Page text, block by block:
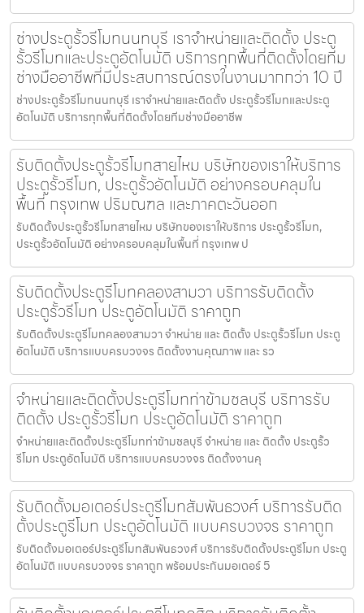
ช่างประตูรั้วรีโมทนนทบุรี เราจำหน่ายและติดตั้ง ประตู
รั้วรีโมทและประตูอัตโนมัติ บริการทุกพื้นที่ติดตั้งโดยทีม
ช่างมืออาชีพที่มีประสบการณ์ตรงในงานมากกว่า 10 ปี
ช่างประตูรั้วรีโมทนนทบุรี เราจำหน่ายและติดตั้ง ประตูรั้วรีโมทและประตู
อัตโนมัติ บริการทุกพื้นที่ติดตั้งโดยทีมช่างมืออาชีพ
รับติดตั้งประตูรั้วรีโมทสายไหม บริษัทของเราให้บริการ
ประตูรั้วรีโมท, ประตูรั้วอัตโนมัติ อย่างครอบคลุมใน
พื้นที่ กรุงเทพ ปริมณฑล และภาคตะวันออก
รับติดตั้งประตูรั้วรีโมทสายไหม บริษัทของเราให้บริการ ประตูรั้วรีโมท,
ประตูรั้วอัตโนมัติ อย่างครอบคลุมในพื้นที่ กรุงเทพ ป
รับติดตั้งประตูรีโมทคลองสามวา บริการรับติดตั้ง
ประตูรั้วรีโมท ประตูอัตโนมัติ ราคาถูก
รับติดตั้งประตูรีโมทคลองสามวา จำหน่าย และ ติดตั้ง ประตูรั้วรีโมท ประตู
อัตโนมัติ บริการแบบครบวงจร ติดตั้งงานคุณภาพ และ รว
จำหน่ายและติดตั้งประตูรีโมทท่าข้ามชลบุรี บริการรับ
ติดตั้ง ประตูรั้วรีโมท ประตูอัตโนมัติ ราคาถูก
จำหน่ายและติดตั้งประตูรีโมทท่าข้ามชลบุรี จำหน่าย และ ติดตั้ง ประตูรั้ว
รีโมท ประตูอัตโนมัติ บริการแบบครบวงจร ติดตั้งงานคุ
รับติดตั้งมอเตอร์ประตูรีโมทสัมพันธวงศ์ บริการรับติด
ตั้งประตูรีโมท ประตูอัตโนมัติ แบบครบวงจร ราคาถูก
รับติดตั้งมอเตอร์ประตูรีโมทสัมพันธวงศ์ บริการรับติดตั้งประตูรีโมท ประตู
อัตโนมัติ แบบครบวงจร ราคาถูก พร้อมประกันมอเตอร์ 5